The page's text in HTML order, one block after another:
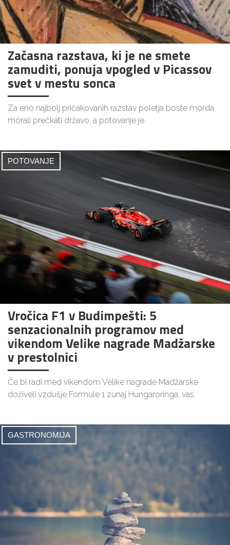
Začasna razstava, ki je ne smete
zamuditi, ponuja vpogled v Picassov
svet v mestu sonca
Za eno najbolj pričakovanih razstav poletja boste morda
morali prečkati državo, a potovanje je
POTOVANJE
Vročica F1 v Budimpešti: 5
senzacionalnih programov med
vikendom Velike nagrade Madžarske
v prestolnici
Če bi radi med vikendom Velike nagrade Madžarske
doživeli vzdušje Formule 1 zunaj Hungaroringa, vas
GASTRONOMIJA